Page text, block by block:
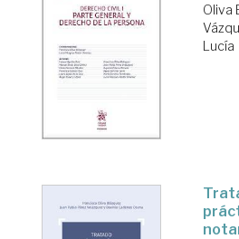
Oliva
Lucía